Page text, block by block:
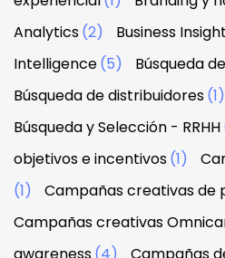
Analytics(2) Business
Intelligence(5) Búsqueda
Búsqueda de distribuidores(1)
Búsqueda y Selección - RRHH
objetivos e incentivos(1)
(1)
Campañas creativas de
Campañas creativas